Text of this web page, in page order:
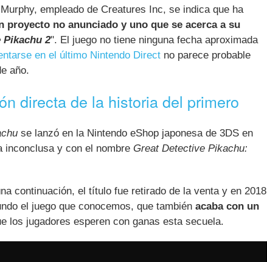
empleado de Creatures Inc, se indica que ha
proyecto no anunciado y uno que se acerca a su
Pikachu 2". El juego no tiene ninguna fecha aproximada
en el último Nintendo Direct no parece probable
año.
directa de la historia del primero
se lanzó en la Nintendo eShop japonesa de 3DS en
inconclusa y con el nombre Great Detective Pikachu:
continuación, el título fue retirado de la venta y en 2018
el juego que conocemos, que también acaba con un
los jugadores esperen con ganas esta secuela.